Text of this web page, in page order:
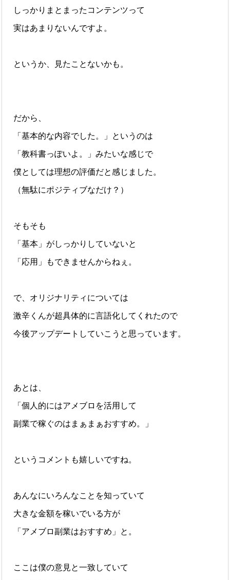
しっかりまとまったコンテンツって
実はあまりないんですよ。
というか、見たことないかも。
だから、
「基本的な内容でした。」というのは
「教科書っぽいよ。」みたいな感じで
僕としては理想の評価だと感じました。
（無駄にポジティブなだけ？）
そもそも
「基本」がしっかりしていないと
「応用」もできませんからねぇ。
で、オリジナリティについては
激辛くんが超具体的に言語化してくれたので
今後アップデートしていこうと思っています。
あとは、
「個人的にはアメブロを活用して
副業で稼ぐのはまぁまぁおすすめ。」
というコメントも嬉しいですね。
あんなにいろんなことを知っていて
大きな金額を稼いでいる方が
「アメブロ副業はおすすめ」と。
ここは僕の意見と一致していて